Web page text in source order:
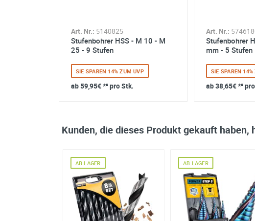
Art. Nr.: 5140825
Stufenbohrer HSS - M 10 - M
25 - 9 Stufen
SIE SPAREN 14% ZUM UVP
ab59,95€*² pro Stk.
Art. Nr.:
Stufenbohrer
mm - 5 Stufen
SIE SPAREN
ab38,65€*²
Kunden, die dieses Produkt gekauft
AB LAGER AB LAGER